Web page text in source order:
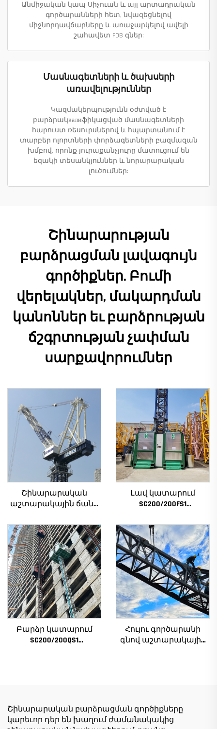
Անմիջական կապ Սիչուան և այլ արտադրական
գործարանների հետ, նվազեցնելով
միջնորդավճարները և առաջարկելով ավելի
շահավետ FOB գներ:
Մասնագետների և ծախսերի
առավելություններ
Կազմակերպությունն օժտված է
բարձրակвалиֆիկացված մասնագետների
հարուստ ռեսուրսներով և հպարտանում է
տարբեր ոլորտների փորձագետների բազմազան
խմբով, որոնք յուրաքանչյուրը մատուցում են
եզակի տեսանկյուններ և նորարարական
լուծումներ:
Շինարարության
բարձրացման լավագույն
գործիքներ. Բումի
վերելակներ, մակարդման
կանոններ եւ բարձրության
ճշգրտության չափման
սարքավորումներ
Շինարարական
աշտարակային ճանկ
բեռնամբարի
հզորությամբ, նոր
ատամնանիվի արկղ,
ատամնանիվի շարժիչ,
աստիճանավոր
ստորին մաս
Լավ կատարում
SC200/200FS1
տանիք շենքի
ճակատի և վերելակի
սանդղակի համար
Ալժիրի համար
Բարձր կատարում
SC200/200QS1
համար ցածր գնով
Հույու գործարանի
գնով աշտարակային
համար
Շինարարական բարձրացման գործիքները
կարեւոր դեր են խաղում ժամանակակից